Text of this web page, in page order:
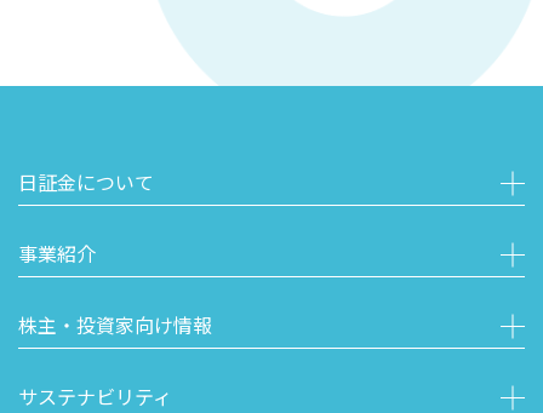
日証金について
事業紹介
株主・投資家向け情報
サステナビリティ